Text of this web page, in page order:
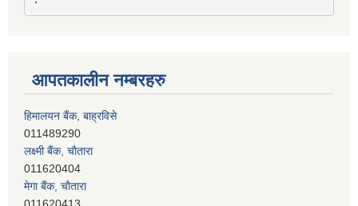
आपतकालीन नम्बरहरु
हिमालयन बैंक, बाह्रविसे
011489290
लक्ष्मी बैंक, चाैतारा
011620404
मेगा बैंक, चाैतारा